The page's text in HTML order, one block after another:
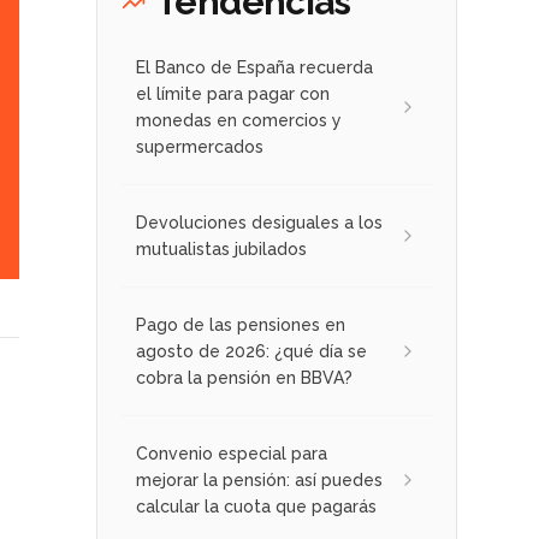
El Banco de España recuerda
el límite para pagar con
monedas en comercios y
supermercados
Devoluciones desiguales a los
mutualistas jubilados
Pago de las pensiones en
agosto de 2026: ¿qué día se
cobra la pensión en BBVA?
Convenio especial para
mejorar la pensión: así puedes
calcular la cuota que pagarás